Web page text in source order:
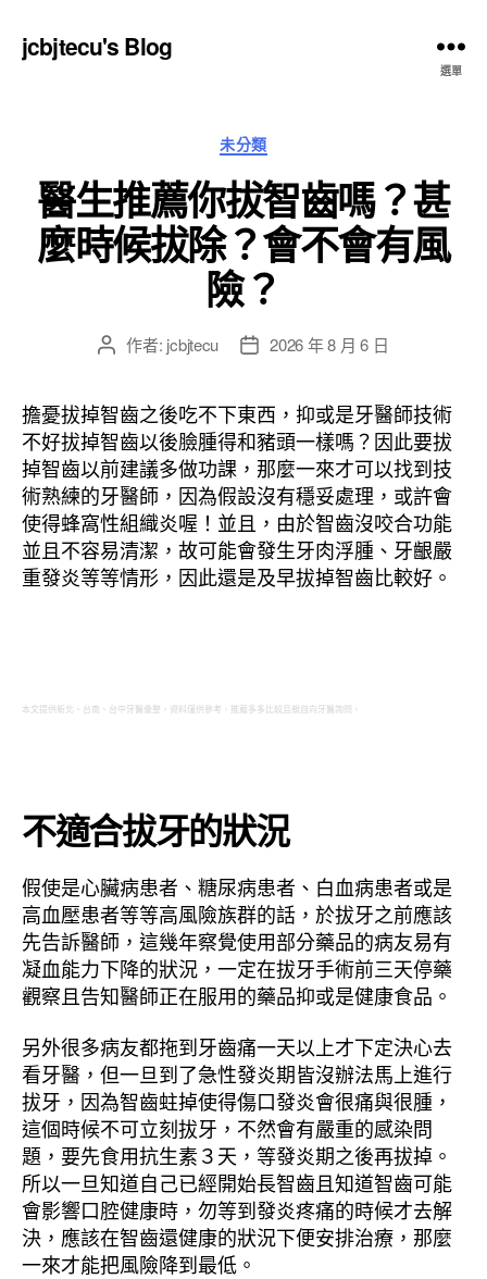
jcbjtecu's Blog
選單
分
類
未分類
醫生推薦你拔智齒嗎？甚
麼時候拔除？會不會有風
險？
文
者
作者: jcbjtecu
文
佈
日
期
2026 年 8 月 6 日
擔憂拔掉智齒之後吃不下東西，抑或是牙醫師技術
不好拔掉智齒以後臉腫得和豬頭一樣嗎？因此要拔
掉智齒以前建議多做功課，那麼一來才可以找到技
術熟練的牙醫師，因為假設沒有穩妥處理，或許會
使得蜂窩性組織炎喔！並且，由於智齒沒咬合功能
並且不容易清潔，故可能會發生牙肉浮腫、牙齦嚴
重發炎等等情形，因此還是及早拔掉智齒比較好。
本文提供新北、台南、台中牙醫彙整，資料僅供參考，推薦多多比較且親自向牙醫詢問。
不適合拔牙的狀況
假使是心臟病患者、糖尿病患者、白血病患者或是
高血壓患者等等高風險族群的話，於拔牙之前應該
先告訴醫師，這幾年察覺使用部分藥品的病友易有
凝血能力下降的狀況，一定在拔牙手術前三天停藥
觀察且告知醫師正在服用的藥品抑或是健康食品。
另外很多病友都拖到牙齒痛一天以上才下定決心去
看牙醫，但一旦到了急性發炎期皆沒辦法馬上進行
拔牙，因為智齒蛀掉使得傷口發炎會很痛與很腫，
這個時候不可立刻拔牙，不然會有嚴重的感染問
題，要先食用抗生素３天，等發炎期之後再拔掉。
所以一旦知道自己已經開始長智齒且知道智齒可能
會影響口腔健康時，勿等到發炎疼痛的時候才去解
決，應該在智齒還健康的狀況下便安排治療，那麼
一來才能把風險降到最低。